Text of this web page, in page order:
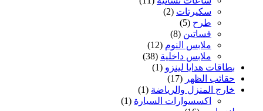
سكيرتات (2)
طرح (5)
فساتين (8)
ملابس النوم (12)
ملابس داخلية (38)
بطاقات هدايا لينزو (1)
حقائب الظهر (17)
خارج المنزل والرياضة (1)
اكسسوارات السيارة (1)